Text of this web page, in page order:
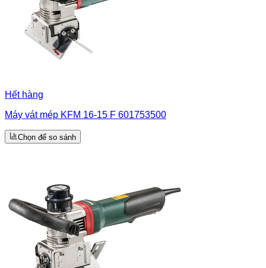
Hết hàng
Máy vát mép KFM 16-15 F 601753500
Chọn để so sánh